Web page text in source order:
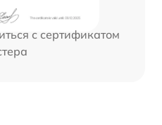
с сертификатом